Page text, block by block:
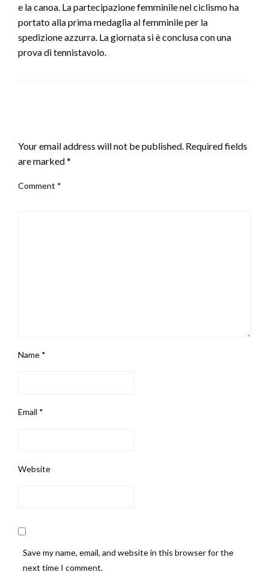
e la canoa. La partecipazione femminile nel ciclismo ha
portato alla prima medaglia al femminile per la
spedizione azzurra. La giornata si è conclusa con una
prova di tennistavolo.
Your email address will not be published. Required fields
are marked*
Comment *
Name *
Email *
Website
Save my name, email, and website in this browser for the
next time I comment.